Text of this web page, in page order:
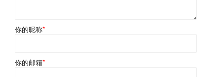
你的昵称*
你的邮箱*